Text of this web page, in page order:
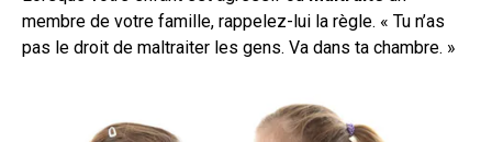
membre de votre famille, rappelez-lui la règle. « Tu n’as
pas le droit de maltraiter les gens. Va dans ta chambre. »